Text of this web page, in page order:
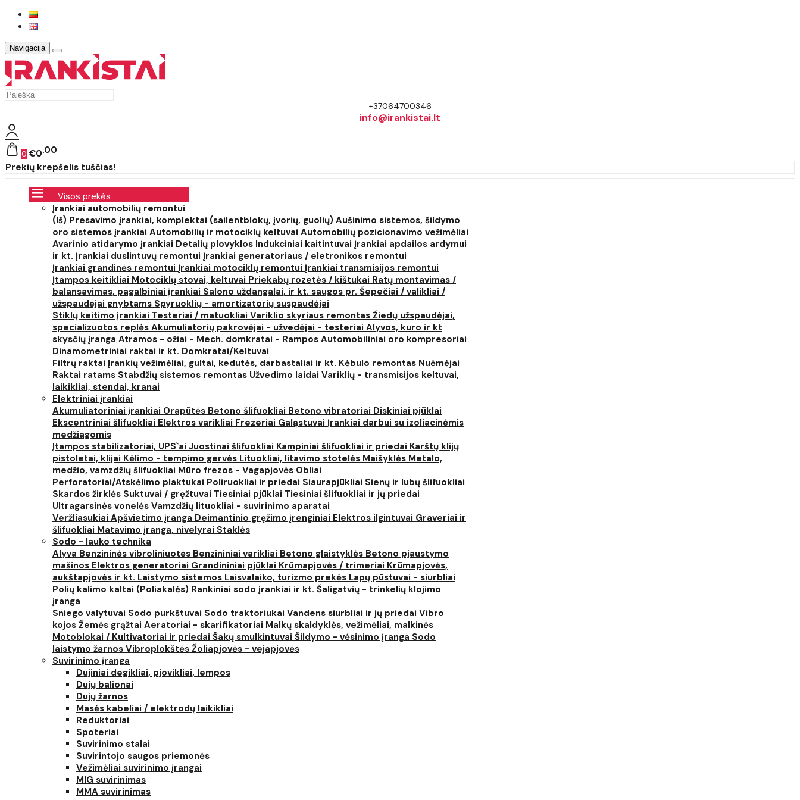
Navigacija
+37064700346
info@irankistai.lt
0 €0 00
Prekių krepšelis tuščias!
Visos prekės
Įrankiai automobilių remontui
(Iš) Presavimo įrankiai, komplektai (sailentblokų, įvorių, guolių) Aušinimo sistemos, šildymo
oro sistemos įrankiai Automobilių ir motociklų keltuvai Automobilių pozicionavimo vežimėliai
Avarinio atidarymo įrankiai Detalių plovyklos Indukciniai kaitintuvai Įrankiai apdailos ardymui
ir kt. Įrankiai duslintuvų remontui Įrankiai generatoriaus / eletronikos remontui
Įrankiai grandinės remontui Įrankiai motociklų remontui Įrankiai transmisijos remontui
Įtampos keitikliai Motociklų stovai, keltuvai Priekabų rozetės / kištukai Ratų montavimas /
balansavimas, pagalbiniai įrankiai Salono uždangalai, ir kt. saugos pr. Šepečiai / valikliai /
užspaudėjai gnybtams Spyruoklių - amortizatorių suspaudėjai
Stiklų keitimo įrankiai Testeriai / matuokliai Variklio skyriaus remontas Žiedų užspaudėjai,
specializuotos replės Akumuliatorių pakrovėjai - užvedėjai - testeriai Alyvos, kuro ir kt
skysčių įranga Atramos - ožiai - Mech. domkratai - Rampos Automobiliniai oro kompresoriai
Dinamometriniai raktai ir kt. Domkratai/Keltuvai
Filtrų raktai Įrankių vežimėliai, gultai, kedutės, darbastaliai ir kt. Kėbulo remontas Nuėmėjai
Raktai ratams Stabdžių sistemos remontas Užvedimo laidai Variklių - transmisijos keltuvai,
laikikliai, stendai, kranai
Elektriniai įrankiai
Akumuliatoriniai įrankiai Orapūtės Betono šlifuokliai Betono vibratoriai Diskiniai pjūklai
Ekscentriniai šlifuokliai Elektros varikliai Frezeriai Galąstuvai Įrankiai darbui su izoliacinėmis
medžiagomis
Įtampos stabilizatoriai, UPS`ai Juostinai šlifuokliai Kampiniai šlifuokliai ir priedai Karštų klijų
pistoletai, klijai Kėlimo - tempimo gervės Lituokliai, litavimo stotelės Maišyklės Metalo,
medžio, vamzdžių šlifuokliai Mūro frezos - Vagapjovės Obliai
Perforatoriai/Atskėlimo plaktukai Poliruokliai ir priedai Siaurapjūkliai Sienų ir lubų šlifuokliai
Skardos žirklės Suktuvai / gręžtuvai Tiesiniai pjūklai Tiesiniai šlifuokliai ir jų priedai
Ultragarsinės vonelės Vamzdžių lituokliai - suvirinimo aparatai
Veržliasukiai Apšvietimo įranga Deimantinio gręžimo įrenginiai Elektros ilgintuvai Graveriai ir
šlifuokliai Matavimo įranga, nivelyrai Staklės
Sodo - lauko technika
Alyva Benzininės vibroliniuotės Benzininiai varikliai Betono glaistyklės Betono pjaustymo
mašinos Elektros generatoriai Grandininiai pjūklai Krūmapjovės / trimeriai Krūmapjovės,
aukštapjovės ir kt. Laistymo sistemos Laisvalaiko, turizmo prekės Lapų pūstuvai - siurbliai
Polių kalimo kaltai (Poliakalės) Rankiniai sodo įrankiai ir kt. Šaligatvių - trinkelių klojimo
įranga
Sniego valytuvai Sodo purkštuvai Sodo traktoriukai Vandens siurbliai ir jų priedai Vibro
kojos Žemės grąžtai Aeratoriai - skarifikatoriai Malkų skaldyklės, vežimėliai, malkinės
Motoblokai / Kultivatoriai ir priedai Šakų smulkintuvai Šildymo - vėsinimo įranga Sodo
laistymo žarnos Vibroplokštės Žoliapjovės - vejapjovės
Suvirinimo įranga
Dujiniai degikliai, pjovikliai, lempos
Dujų balionai
Dujų žarnos
Masės kabeliai / elektrodų laikikliai
Reduktoriai
Spoteriai
Suvirinimo stalai
Suvirintojo saugos priemonės
Vežimėliai suvirinimo įrangai
MIG suvirinimas
MMA suvirinimas